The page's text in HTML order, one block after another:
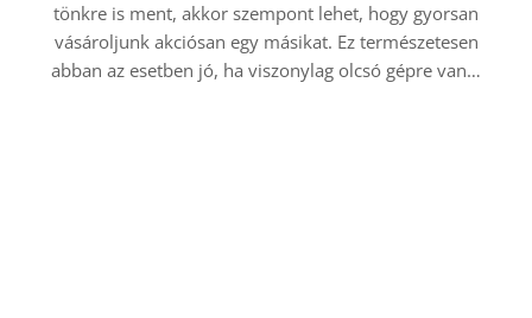
tönkre is ment, akkor szempont lehet, hogy gyorsan
vásároljunk akciósan egy másikat. Ez természetesen
abban az esetben jó, ha viszonylag olcsó gépre van…